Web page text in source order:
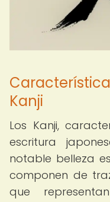
Kanji
Los Kanji,
escritura
notable belleza
componen de
que